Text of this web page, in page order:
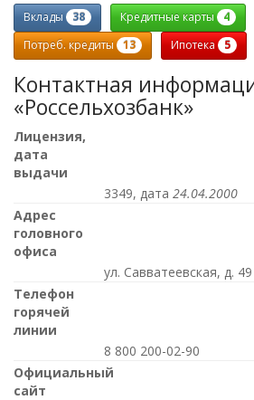
Вклады 38 Кредитные карты 4
Потреб. кредиты 13 Ипотека 5
Контактная
«Россельхозбанк»
Лицензия,
дата
выдачи
3349, дата 24.04.2000
Адрес
головного
офиса
ул. Савватеевская, д. 49
Телефон
горячей
линии
8 800 200-02-90
Официальный
сайт